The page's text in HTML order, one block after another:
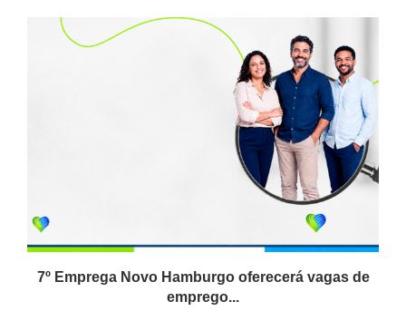
7º Emprega Novo Hamburgo oferecerá vagas de
emprego...